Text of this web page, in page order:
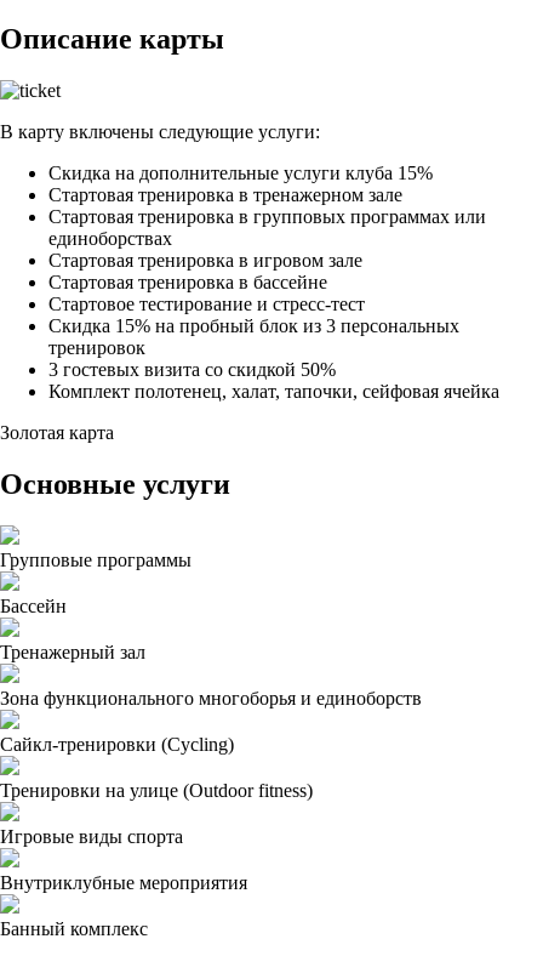
Описание карты
В карту включены следующие услуги:
Скидка на дополнительные услуги клуба 15%
Стартовая тренировка в тренажерном зале
Стартовая тренировка в групповых программах или
единоборствах
Стартовая тренировка в игровом зале
Стартовая тренировка в бассейне
Стартовое тестирование и стресс-тест
Скидка 15% на пробный блок из 3 персональных
тренировок
3 гостевых визита со скидкой 50%
Комплект полотенец, халат, тапочки, сейфовая ячейка
Золотая карта
Основные услуги
Групповые программы
Бассейн
Тренажерный зал
Зона функционального многоборья и единоборств
Сайкл-тренировки (Cycling)
Тренировки на улице (Outdoor fitness)
Игровые виды спорта
Внутриклубные мероприятия
Банный комплекс